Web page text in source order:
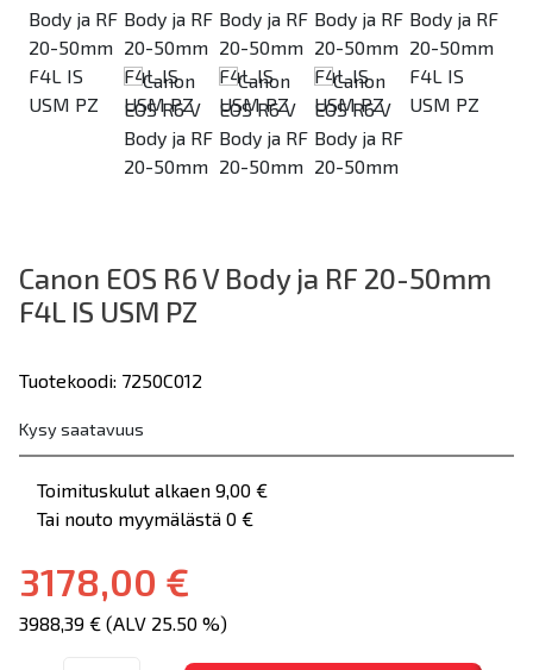
Previous
Canon EOS R6 V Body ja RF 20-50mm
F4L IS USM PZ
Tuotekoodi: 7250C012
Kysy saatavuus
Toimituskulut alkaen 9,00 €
Tai nouto myymälästä 0 €
3178,00 €
3988,39 € (ALV 25.50 %)